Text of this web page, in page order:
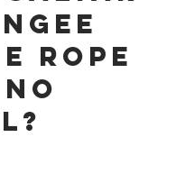
Rope
no